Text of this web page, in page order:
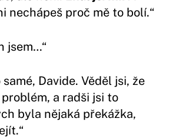
nechápeš proč mě to bolí.“
jsem…“
Davide. Věděl jsi, že
a radši jsi to
byla nějaká překážka,